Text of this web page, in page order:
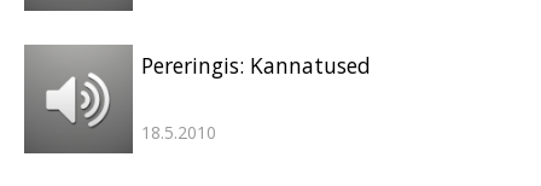
Pereringis: Kannatused
18.5.2010